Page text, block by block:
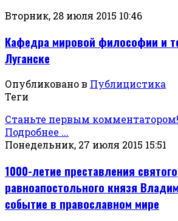
Вторник, 28 июля 2015 10:46
Кафедра мировой философии и
Луганске
Опубликовано в Публицистика
Теги
Станьте первым комментатором!
Подробнее ...
Понедельник, 27 июля 2015 15:51
1000-летие преставления святого
равноапостольного князя
событие в православном мире